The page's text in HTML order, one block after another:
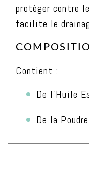
protéger contre
facilite le
Contient :
De l’Huile
De la